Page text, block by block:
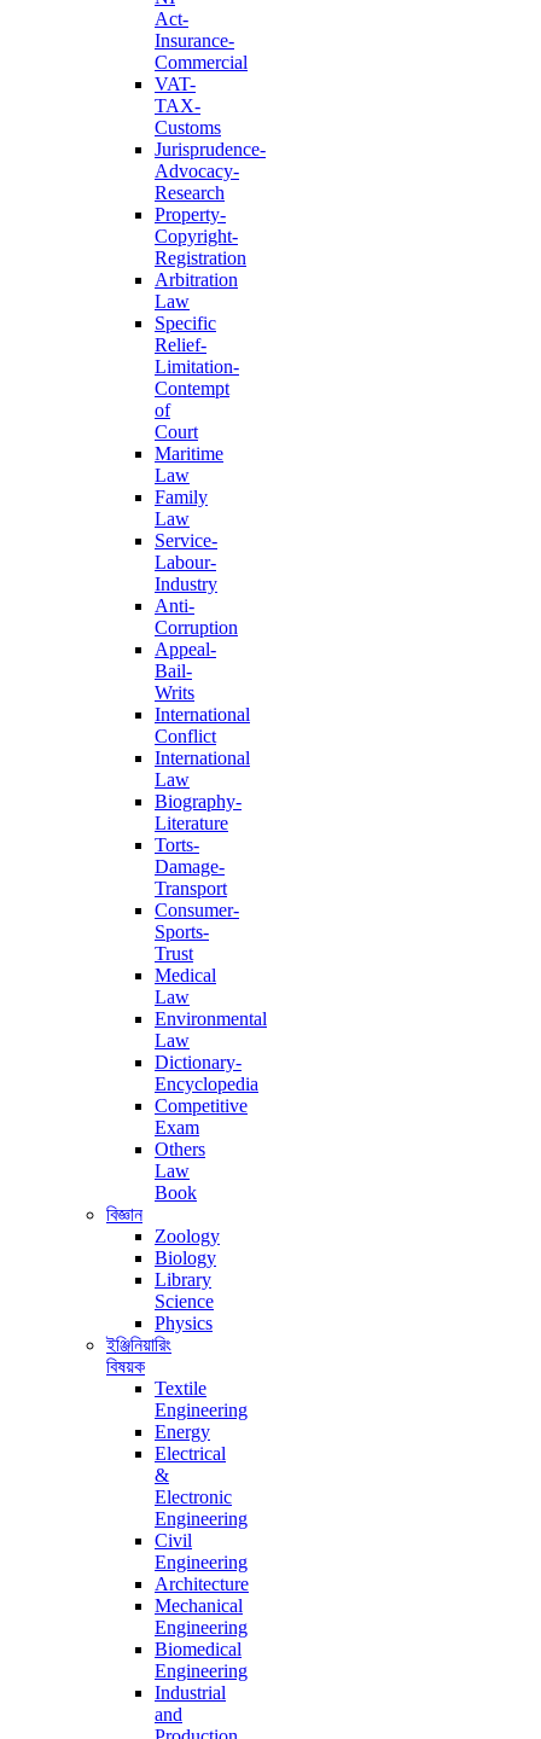
Act-
Insurance-
Commercial
VAT-
TAX-
Customs
Jurisprudence-
Advocacy-
Research
Property-
Copyright-
Registration
Arbitration
Law
Specific
Relief-
Limitation-
Contempt
of
Court
Maritime
Law
Family
Law
Service-
Labour-
Industry
Anti-
Corruption
Appeal-
Bail-
Writs
International
Conflict
International
Law
Biography-
Literature
Torts-
Damage-
Transport
Consumer-
Sports-
Trust
Medical
Law
Environmental
Law
Dictionary-
Encyclopedia
Competitive
Exam
Others
Law
Book
বিজ্ঞান
Zoology
Biology
Library
Science
Physics
ইঞ্জিনিয়ারিং
বিষয়ক
Textile
Engineering
Energy
Electrical
&
Electronic
Engineering
Civil
Engineering
Architecture
Mechanical
Engineering
Biomedical
Engineering
Industrial
and